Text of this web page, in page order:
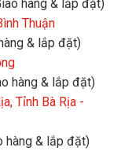
hàng & lắp đặt)
Thuận
& lắp đặt)
hàng & lắp đặt)
Tỉnh Bà Rịa -
hàng & lắp đặt)